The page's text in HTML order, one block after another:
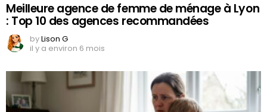
Meilleure agence de femme de ménage à Lyon
: Top 10 des agences recommandées
byLison G
il y a environ 6 mois